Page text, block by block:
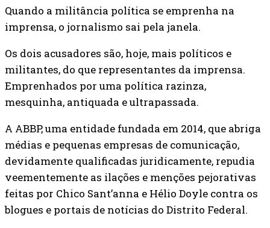
Quando a militância política se emprenha na
imprensa, o jornalismo sai pela janela.
Os dois acusadores são, hoje, mais políticos e
militantes, do que representantes da imprensa.
Emprenhados por uma política razinza,
mesquinha, antiquada e ultrapassada.
A ABBP, uma entidade fundada em 2014, que abriga
médias e pequenas empresas de comunicação,
devidamente qualificadas juridicamente, repudia
veementemente as ilações e menções pejorativas
feitas por Chico Sant’anna e Hélio Doyle contra os
blogues e portais de notícias do Distrito Federal.